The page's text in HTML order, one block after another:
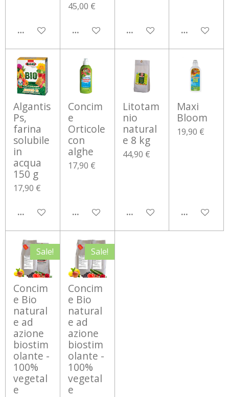
AGGIUNGI AL CARRELLO
45,00 €
AGGIUNGI AL CARRELLOAGGIUNGI AL CARRELLO
AGGIUNGI
Algantis
Ps,
farina
solubile
in
acqua
150 g
17,90 €
AGGIUNGI AL CARRELLO
Concim
e
Orticole
con
alghe
17,90 €
AGGIUNGI AL CARRELLO
Litotam
nio
natural
e 8 kg
44,90 €
AGGIUNGI AL CARRELLO
Maxi
Bloom
19,90 €
AGGIUNGI
Sale!
Concim
e Bio
natural
e ad
azione
biostim
olante -
100%
vegetal
e
Sale!
Concim
e Bio
natural
e ad
azione
biostim
olante -
100%
vegetal
e